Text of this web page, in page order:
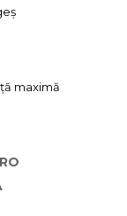
maximă